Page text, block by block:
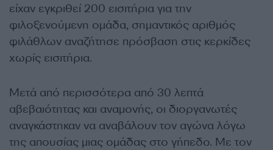
είχαν εγκριθεί 200 εισιτήρια για την
φιλοξενούμενη ομάδα, σημαντικός αριθμός
φιλάθλων αναζήτησε πρόσβαση στις κερκίδες
χωρίς εισιτήρια.
Μετά από περισσότερα από 30 λεπτά
αβεβαιότητας και αναμονής, οι διοργανωτές
αναγκάστηκαν να αναβάλουν τον αγώνα λόγω
της απουσίας μιας ομάδας στο γήπεδο. Με τον